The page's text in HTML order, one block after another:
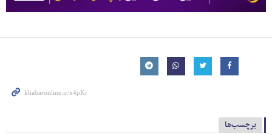
برچسب‌ها